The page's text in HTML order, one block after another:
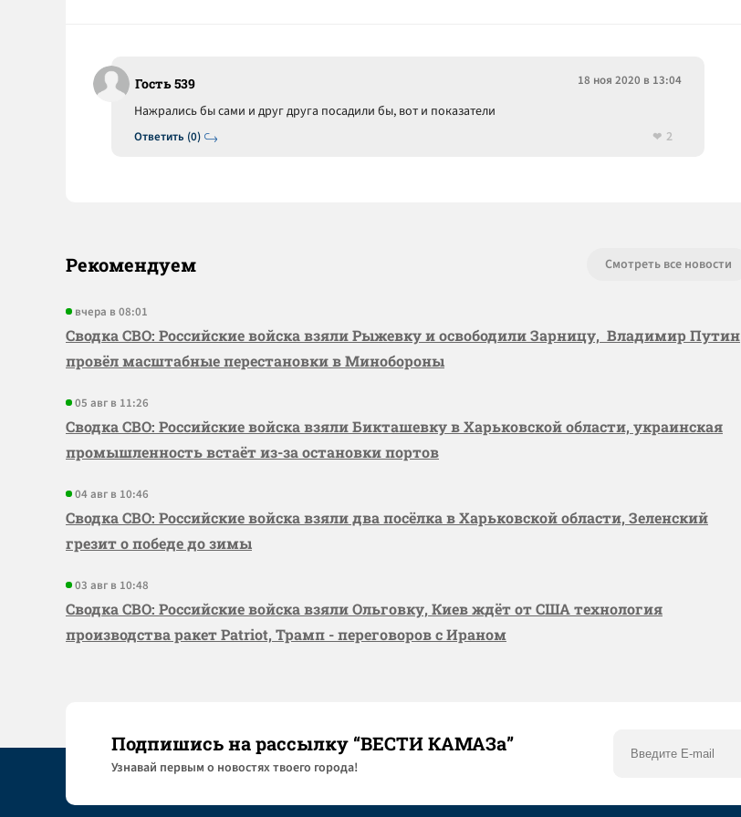
Гость 539 18 ноя 2020 в 13:04
Ответить (0)
Нажрались бы сами и друг друга посадили бы, вот и показатели
2
Рекомендуем Смотреть все новости
вчера в 08:01
Сводка СВО: Российские войска взяли Рыжевку и освободили Зарницу, Владимир Путин
провёл масштабные перестановки в Минобороны
05 авг в 11:26
Сводка СВО: Российские войска взяли Бикташевку в Харьковской области, украинская
промышленность встаёт из-за остановки портов
04 авг в 10:46
Сводка СВО: Российские войска взяли два посёлка в Харьковской области, Зеленский
грезит о победе до зимы
03 авг в 10:48
Сводка СВО: Российские войска взяли Ольговку, Киев ждёт от США технология
производства ракет Patriot, Трамп - переговоров с Ираном
Подпишись на рассылку “ВЕСТИ КАМАЗа”
Узнaвай первым о новостях твоего города!